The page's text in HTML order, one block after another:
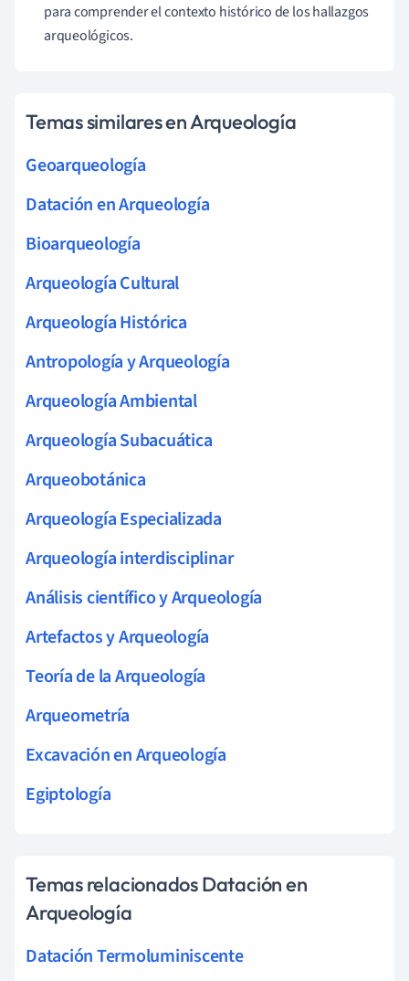
para comprender el contexto histórico de los hallazgos
arqueológicos.
Temas similares en Arqueología
Geoarqueología
Datación en Arqueología
Bioarqueología
Arqueología Cultural
Arqueología Histórica
Antropología y Arqueología
Arqueología Ambiental
Arqueología Subacuática
Arqueobotánica
Arqueología Especializada
Arqueología interdisciplinar
Análisis científico y Arqueología
Artefactos y Arqueología
Teoría de la Arqueología
Arqueometría
Excavación en Arqueología
Egiptología
Temas relacionados Datación en
Arqueología
Datación Termoluminiscente